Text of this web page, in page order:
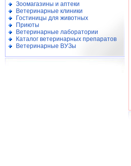
Зоомагазины и аптеки
Ветеринарные клиники
Гостиницы для животных
Приюты
Ветеринарные лаборатории
Каталог ветеринарных препаратов
Ветеринарные ВУЗы